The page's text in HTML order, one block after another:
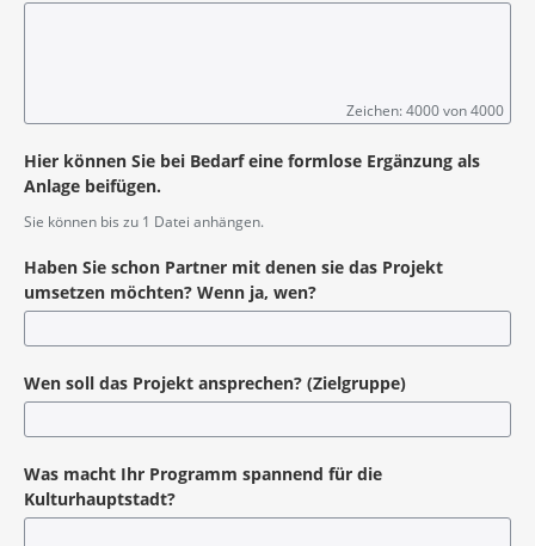
Zeichen: 4000 von 4000
Hier können Sie bei Bedarf eine formlose Ergänzung als
Anlage beifügen.
Sie können bis zu 1 Datei anhängen.
Haben Sie schon Partner mit denen sie das Projekt
umsetzen möchten? Wenn ja, wen?
Wen soll das Projekt ansprechen? (Zielgruppe)
Was macht Ihr Programm spannend für die
Kulturhauptstadt?